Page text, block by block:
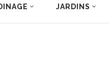
JARDINS